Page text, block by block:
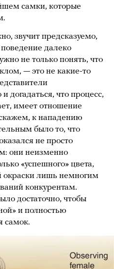
самки, которые
звучит предсказуемо,
далеко
не только понять, что
— это не какие-то
догадаться, что процесс,
имеет отношение
к нападению
было то, что
не просто
они неизменно
«успешного» цвета,
окраски лишь немногим
конкурентам.
достаточно, чтобы
и полностью
самок.